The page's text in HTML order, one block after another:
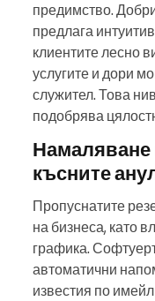
предимство.
предлага
клиентите лесно
услугите и дори
служител. Това
подобрява
Намаляване
късните
Пропуснатите
на бизнеса, като
графика.
автоматични
известия по